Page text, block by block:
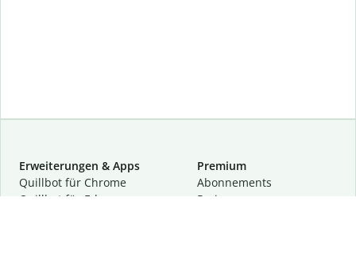
Erweiterungen & Apps
Quillbot für Chrome
Quillbot für Edge
Premium
Abon­ne­ments
Preise